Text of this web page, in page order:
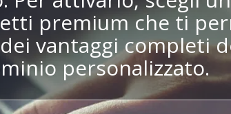
premium che ti
vantaggi completi
personalizzato.